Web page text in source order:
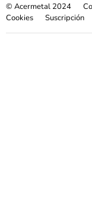
© Acermetal 2024
Cookies
Suscripción